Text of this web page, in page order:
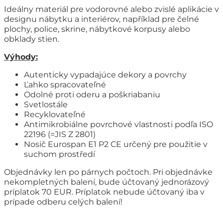
Ideálny materiál pre vodorovné alebo zvislé aplikácie v
designu nábytku a interiérov, například pre čelné
plochy, police, skrine, nábytkové korpusy alebo
obklady stien.
Výhody:
Autenticky vypadajúce dekory a povrchy
Ľahko spracovateľné
Odolné proti oderu a poškriabaniu
Svetlostále
Recyklovateľné
Antimikrobiálne povrchové vlastnosti podľa ISO
22196 (=JIS Z 2801)
Nosič Eurospan E1 P2 CE určený pre použitie v
suchom prostředí
Objednávky len po párnych počtoch. Pri objednávke
nekompletných balení, bude účtovaný jednorázový
príplatok 70 EUR. Príplatok nebude účtovaný iba v
prípade odberu celých balení!